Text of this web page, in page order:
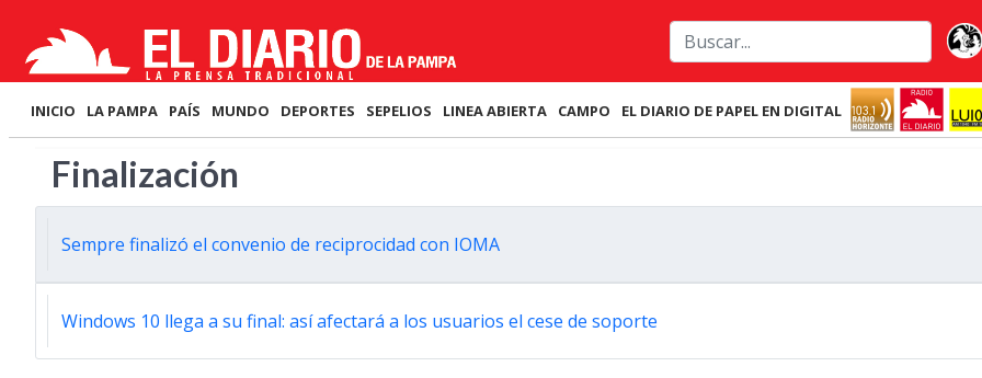
INICIO LA PAMPA PAÍS MUNDO DEPORTES SEPELIOS LINEA ABIERTA CAMPO EL DIARIO DE PAPEL EN DIGITAL
Finalización
Sempre finalizó el convenio de reciprocidad con IOMA
Windows 10 llega a su final: así afectará a los usuarios el cese de soporte